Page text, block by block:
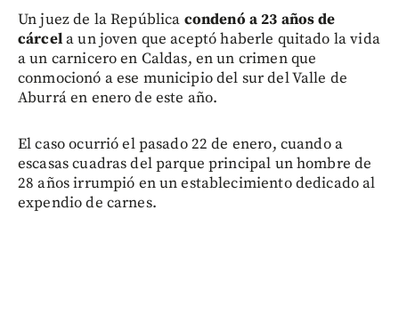
Un juez de la República condenó a 23 años de
cárcela un joven que aceptó haberle quitado la vida
a un carnicero en Caldas, en un crimen que
conmocionó a ese municipio del sur del Valle de
Aburrá en enero de este año.
El caso ocurrió el pasado 22 de enero, cuando a
escasas cuadras del parque principal un hombre de
28 años irrumpió en un establecimiento dedicado al
expendio de carnes.